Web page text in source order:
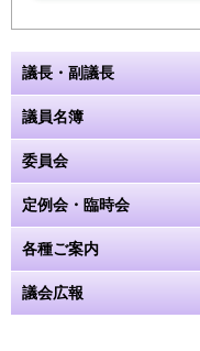
議長・副議長
議員名簿
委員会
定例会・臨時会
各種ご案内
議会広報